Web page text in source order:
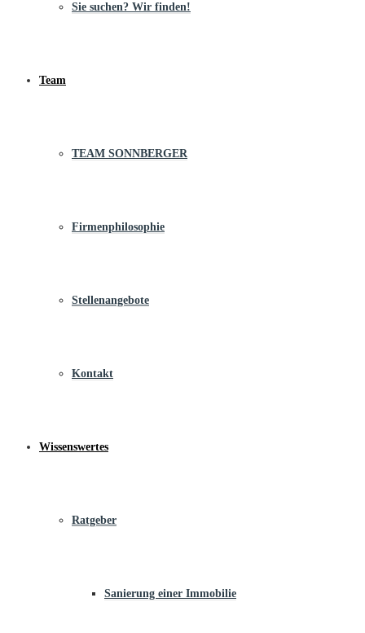
Sie suchen? Wir finden!
Team
TEAM SONNBERGER
Firmenphilosophie
Stellenangebote
Kontakt
Wissenswertes
Ratgeber
Sanierung einer Immobilie